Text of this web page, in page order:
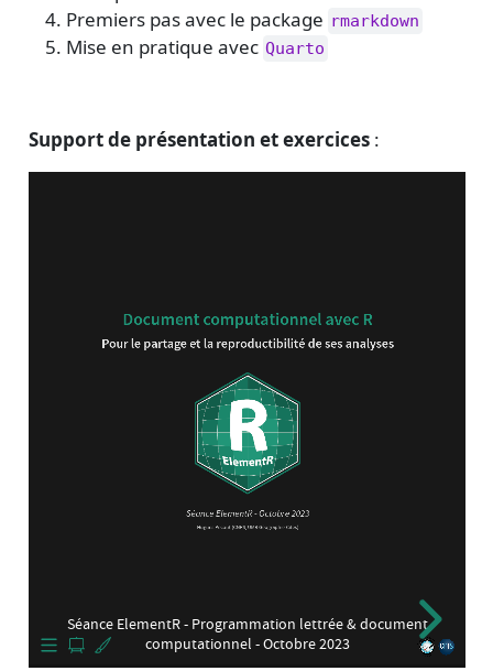
Premiers pas avec le package rmarkdown
Mise en pratique avec Quarto
Support de présentation et exercices: